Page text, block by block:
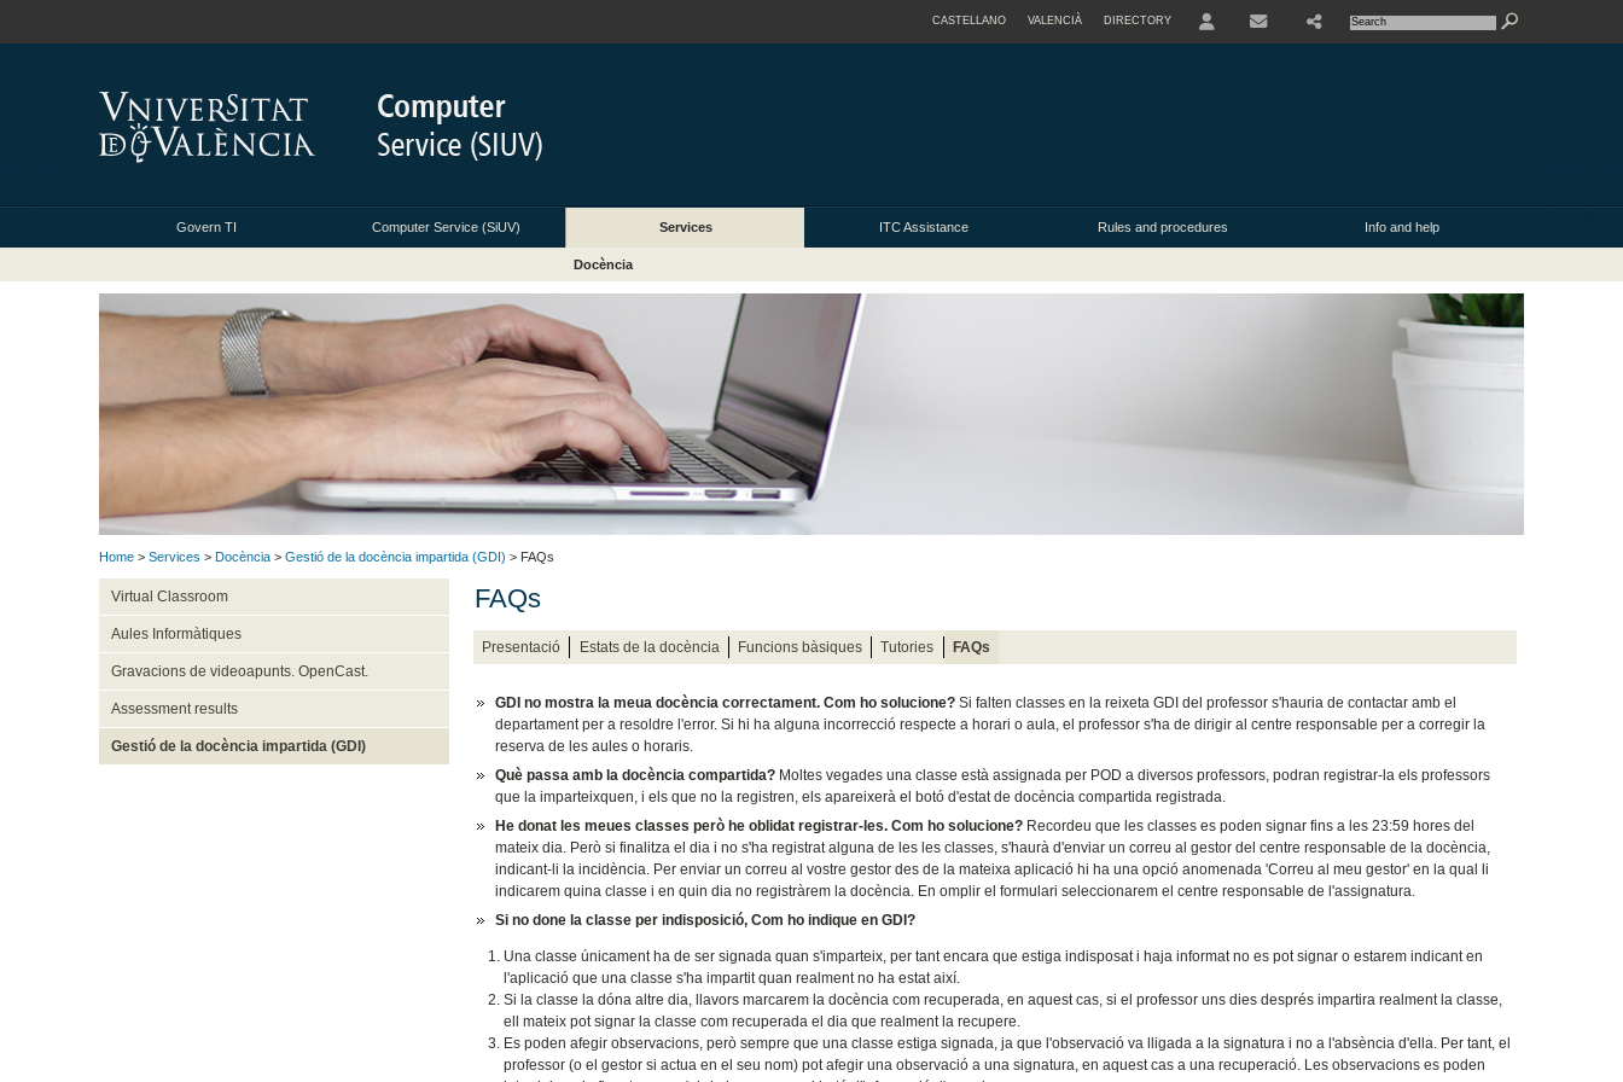
CASTELLANO VALENCIÀ DIRECTORY
Govern TI Computer Service (SiUV) Services ITC Assistance Rules and procedures Info and help
Docència
Home > Services > Docència > Gestió de la docència impartida (GDI) > FAQs
Virtual Classroom
Aules Informàtiques
Gravacions de videoapunts. OpenCast.
Assessment results
Gestió de la docència impartida (GDI)
FAQs
Presentació Estats de la docència Funcions bàsiques Tutories FAQs
GDI no mostra la meua docència correctament. Com ho solucione?Si falten classes en la reixeta GDI del professor s'hauria de contactar amb el
departament per a resoldre l'error. Si hi ha alguna incorrecció respecte a horari o aula, el professor s'ha de dirigir al centre responsable per a corregir la
reserva de les aules o horaris.
Què passa amb la docència compartida?Moltes vegades una classe està assignada per POD a diversos professors, podran registrar-la els professors
que la imparteixquen, i els que no la registren, els apareixerà el botó d'estat de docència compartida registrada.
He donat les meues classes però he oblidat registrar-les. Com ho solucione?Recordeu que les classes es poden signar fins a les 23:59 hores del
mateix dia. Però si finalitza el dia i no s'ha registrat alguna de les les classes, s'haurà d'enviar un correu al gestor del centre responsable de la docència,
indicant-li la incidència. Per enviar un correu al vostre gestor des de la mateixa aplicació hi ha una opció anomenada 'Correu al meu gestor' en la qual li
indicarem quina classe i en quin dia no registràrem la docència. En omplir el formulari seleccionarem el centre responsable de l'assignatura.
Si no done la classe per indisposició, Com ho indique en GDI?
Una classe únicament ha de ser signada quan s'imparteix, per tant encara que estiga indisposat i haja informat no es pot signar o estarem indicant en
l'aplicació que una classe s'ha impartit quan realment no ha estat així.
Si la classe la dóna altre dia, llavors marcarem la docència com recuperada, en aquest cas, si el professor uns dies després impartira realment la classe,
ell mateix pot signar la classe com recuperada el dia que realment la recupere.
Es poden afegir observacions, però sempre que una classe estiga signada, ja que l'observació va lligada a la signatura i no a l'absència d'ella. Per tant, el
professor (o el gestor si actua en el seu nom) pot afegir una observació a una signatura, en aquest cas a una recuperació. Les observacions es poden